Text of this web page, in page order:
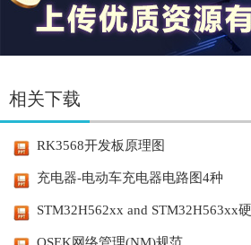
相关下载
RK3568开发板原理图
充电器-电动车充电器电路图4种
STM32H562xx and STM32H563xx